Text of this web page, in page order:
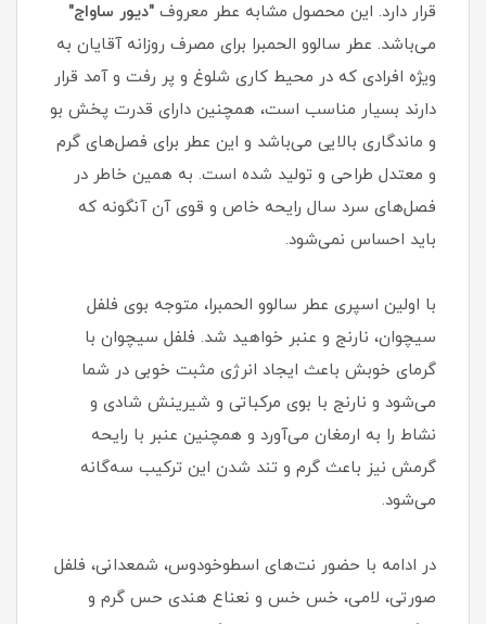
قرار دارد. این محصول مشابه عطر معروف "دیور ساواج"
می‌باشد. عطر سالوو الحمبرا برای مصرف روزانه آقایان به
ویژه افرادی که در محیط کاری شلوغ و پر رفت و آمد قرار
دارند بسیار مناسب است، همچنین دارای قدرت پخش بو
و ماندگاری بالایی می‌باشد و این عطر برای فصل‌های گرم
و معتدل طراحی و تولید شده است. به همین خاطر در
فصل‌های سرد سال رایحه خاص و قوی آن آنگونه که
باید احساس نمی‌شود.
با اولین اسپری عطر سالوو الحمبرا، متوجه بوی فلفل
سیچوان، نارنج و عنبر خواهید شد. فلفل سیچوان با
گرمای خوبش باعث ایجاد انرژی مثبت خوبی در شما
می‌شود و نارنج با بوی مرکباتی و شیرینش شادی و
نشاط را به ارمغان می‌آورد و همچنین عنبر با رایحه
گرمش نیز باعث گرم و تند شدن این ترکیب سه‌گانه
می‌شود.
در ادامه با حضور نت‌های اسطوخودوس، شمعدانی، فلفل
صورتی، لامی، خس خس و نعناع هندی حس گرم و